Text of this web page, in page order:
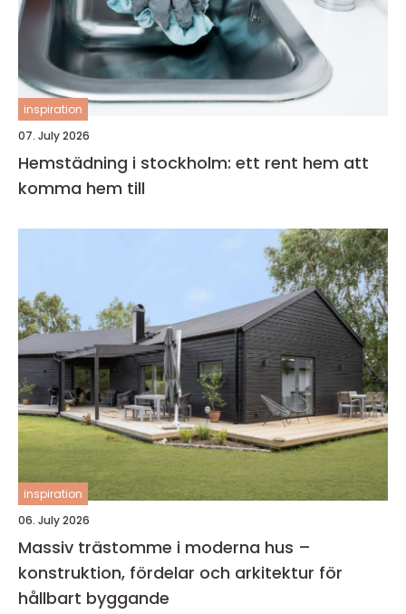
inspiration
07. July 2026
Hemstädning i stockholm: ett rent hem att
komma hem till
inspiration
06. July 2026
Massiv trästomme i moderna hus –
konstruktion, fördelar och arkitektur för
hållbart byggande